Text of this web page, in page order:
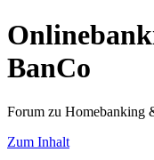
BanCo
Forum zu Homebanking
Zum Inhalt